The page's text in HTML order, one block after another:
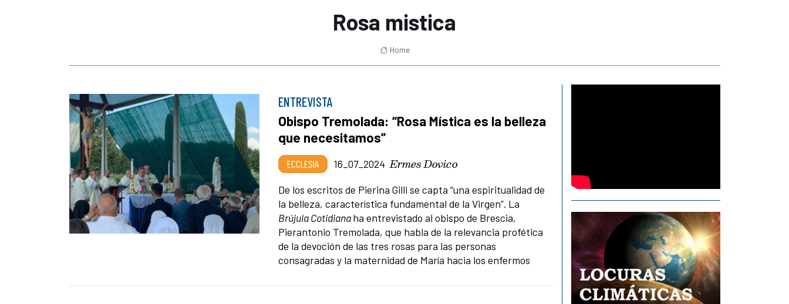
Rosa mistica
Home
ENTREVISTA
Obispo Tremolada: “Rosa Mística es la belleza
que necesitamos”
ECCLESIA 16_07_2024 Ermes Dovico
De los escritos de Pierina Gilli se capta “una espiritualidad de
la belleza, característica fundamental de la Virgen”. La
Brújula Cotidianaha entrevistado al obispo de Brescia,
Pierantonio Tremolada, que habla de la relevancia profética
de la devoción de las tres rosas para las personas
consagradas y la maternidad de María hacia los enfermos